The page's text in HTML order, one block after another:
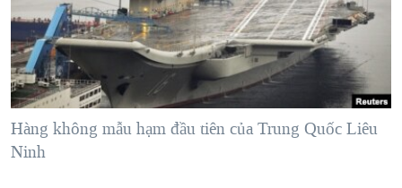
tới
"Tìm"
VẠCH TRẦN TIN GIẢ
NGƯỜI VIỆT HẢI NGOẠI
ĐỜI SỐNG
KINH TẾ
KHOA HỌC
CHIẾN TRANH THƯƠNG MẠI CỦA MỸ: QUÁ KHỨ VÀ HIỆN
TẠI
HÀNH TRÌNH BẦU CỬ 2024
MỘT NĂM CHIẾN TRANH TẠI DẢI GAZA
GIẢI MÃ VÀNH ĐAI & CON ĐƯỜNG
NGÀY TỊ NẠN THẾ GIỚI
HỌC TIẾNG ANH
VIDEO
NGHE
MẠNG XÃ HỘI
Hàng không mẫu hạm đầu tiên của Trung Quốc Liêu
Ninh